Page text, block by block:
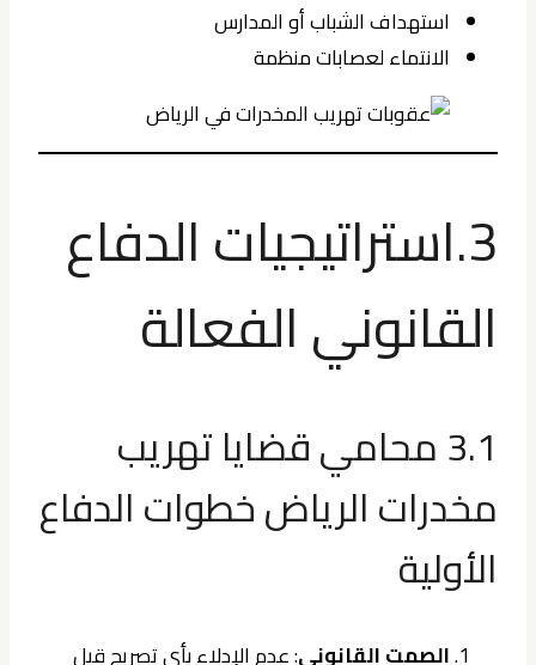
استهداف الشباب أو المدارس
الانتماء لعصابات منظمة
3.استراتيجيات الدفاع
القانوني الفعالة
3.1 محامي قضايا تهريب
مخدرات الرياض خطوات الدفاع
الأولية
الصمت القانوني: عدم الإدلاء بأي تصريح قبل